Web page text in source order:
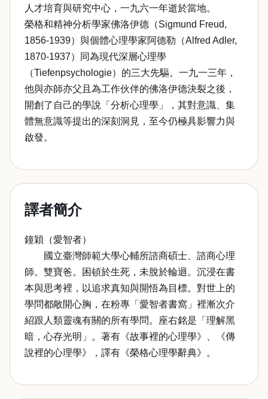
人才培育與研究中心，一九六一年逝於當地。
榮格和精神分析學家佛洛伊德（Sigmund Freud,
1856-1939）與個體心理學家阿德勒（Alfred Adler,
1870-1937）同為現代深層心理學
（Tiefenpsychologie）的三大先驅。一九一三年，
他與亦師亦父且為工作伙伴的佛洛伊德決裂之後，
開創了自己的學說「分析心理學」，其對意識、集
體無意識等提出的深刻洞見，至今仍極具影響力與
啟發。
譯者簡介
鐘穎（愛智者）
國立臺灣師範大學心輔所諮商碩士、諮商心理
師。雙寶爸。困頓於生死，未脫於輪迴。沉浸在書
本與思考裡，以追求真知與開悟為目標。對世上的
學問都敞開心胸，在粉專「愛智者書窩」裡漸次介
紹跟人類靈魂有關的所有學問。座右銘是「理解黑
暗，心存光明」。著有《故事裡的心理學》、《傳
說裡的心理學》，譯有《榮格心理學辭典》。